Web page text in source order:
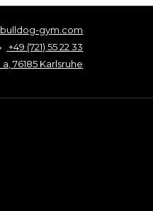
gym.com
+49 (721) 55 22 33
76185 Karlsruhe